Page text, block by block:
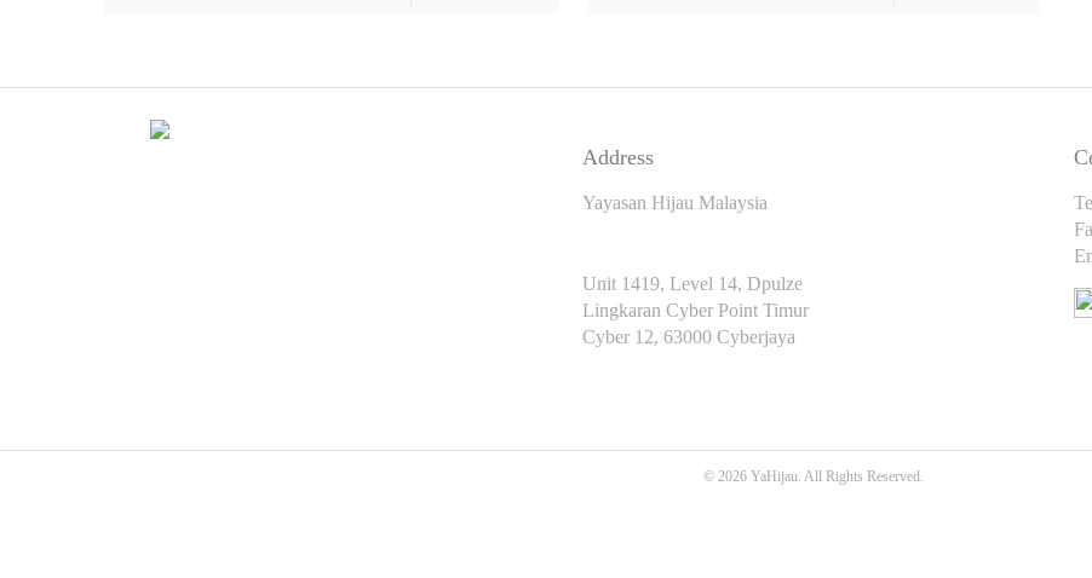
Address
Yayasan Hijau Malaysia
Unit 1419, Level 14, Dpulze
Lingkaran Cyber Point Timur
Cyber 12, 63000 Cyberjaya
© 2026 YaHijau. All Rights Reserved.